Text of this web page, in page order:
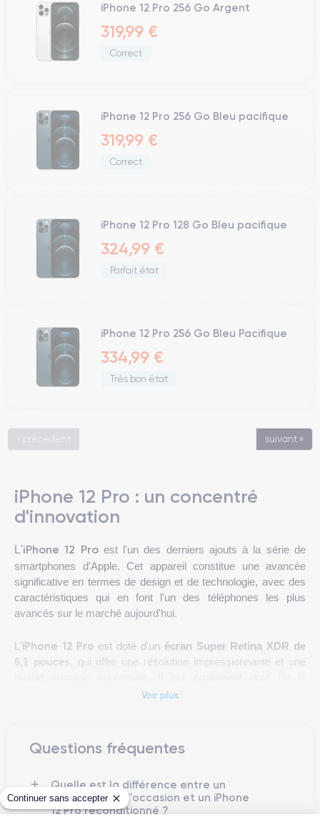
Continuer sans accepter
iPhone 12 Pro 256 Go Argent
319,99 €
Correct
iPhone 12 Pro 256 Go Bleu pacifique
319,99 €
Correct
iPhone 12 Pro 128 Go Bleu pacifique
324,99 €
Parfait état
iPhone 12 Pro 256 Go Bleu Pacifique
334,99 €
Très bon état
« précédent suivant »
iPhone 12 Pro : un concentré
d'innovation
L'iPhone 12 Proest l'un des derniers ajouts à la série de
smartphones d'Apple. Cet appareil constitue une avancée
significative en termes de design et de technologie, avec des
caractéristiques qui en font l'un des téléphones les plus
avancés sur le marché aujourd'hui.
L'iPhone 12 Pro est doté d'un écran Super Retina XDR de
6,1 pouces , qui offre une résolution impressionnante et une
Ceramic Shieldd'Apple, qui offre une résistance
Cet appareil utilise le dernier processeur A14 Bionic
qui est l'un des plus puissants du marché. Cela permet
l'exécution simultanée de plusieurs applications exigeantes.
Voir plus
Questions fréquentes
Quelle est la différence entre un
iPhone 12 Pro d'occasion et un iPhone
12 Pro reconditionné ?